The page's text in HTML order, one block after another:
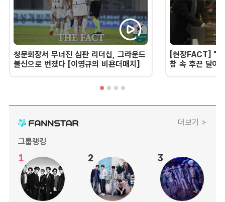
청문회장서 무너진 심판 리더십, 그라운드
불신으로 번졌다 [이영규의 비욘더매치]
[현장FACT] "한
참 속 후끈 달아
더보기 >
그룹랭킹
1 2 3